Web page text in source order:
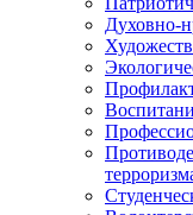
Духовно-